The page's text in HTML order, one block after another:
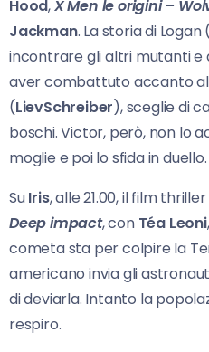
Hood,X Men le origini –
Jackman. La storia di Logan (
incontrare gli altri mutanti e
aver combattuto accanto
(LievSchreiber), sceglie di
boschi. Victor, però, non lo
moglie e poi lo sfida in duello.
SuIris, alle 21.00, il film thriller
Deep impact, con Téa Leoni,
cometa sta per colpire la
americano invia gli
di deviarla. Intanto la
respiro.